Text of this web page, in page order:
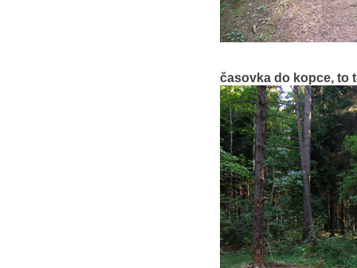
časovka do kopce, to